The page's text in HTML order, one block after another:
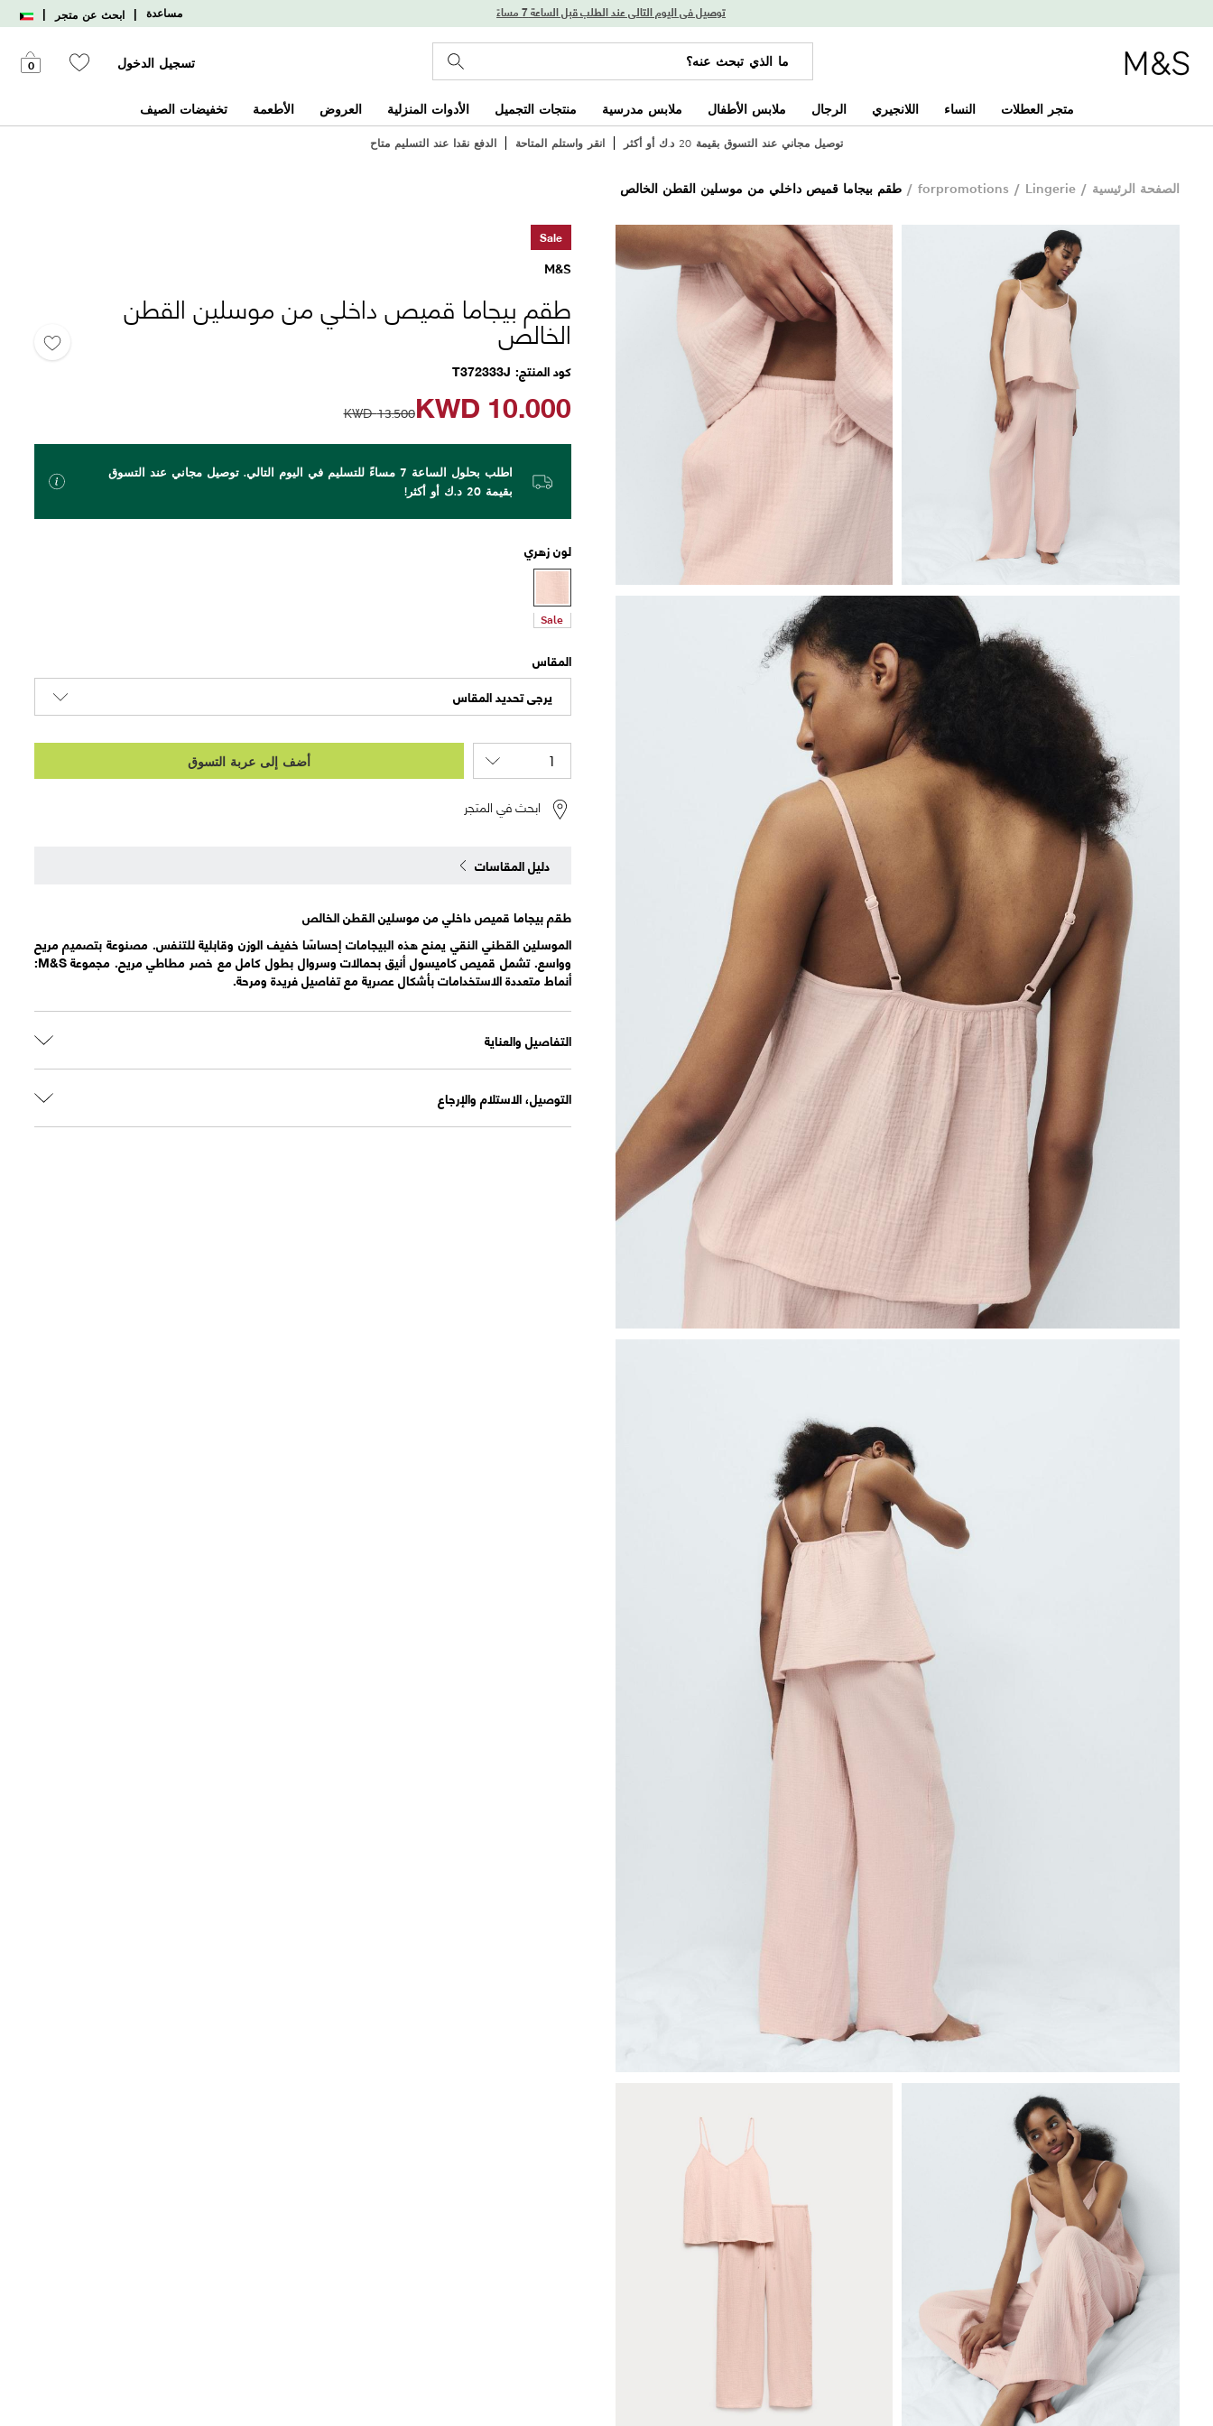
توصيل في اليوم التالي عند الطلب قبل الساعة 7 مساءً مساعدة | ابحث عن متجر |
تسجيل الدخول 0
متجر العطلات النساء اللانجيري الرجال ملابس الأطفال ملابس مدرسية منتجات التجميل الأدوات المنزلية العروض الأطعمة تخفيضات الصيف
توصيل مجاني عند التسوق بقيمة 20 د.ك أو أكثر انقر واستلم المتاحة الدفع نقدا عند التسليم متاح
الصفحة الرئيسية /
forpromotions / Lingerie
/ طقم بيجاما قميص داخلي من موسلين القطن الخالص
Sale
M&S
طقم بيجاما قميص داخلي من موسلين القطن
الخالص
كود المنتج T372333J
KWD10.000
KWD13.500
اطلب بحلول الساعة 7 مساءً للتسليم في اليوم التالي. توصيل مجاني عند التسوق
بقيمة 20 د.ك أو أكثر!
لونزهري
Sale
المقاس
يرجى تحديد المقاس
أضف إلى عربة التسوق
ابحث في المتجر
دليل المقاسات
طقم بيجاما قميص داخلي من موسلين القطن الخالص
الموسلين القطني النقي يمنح هذه البيجامات إحساسًا خفيف الوزن وقابلية للتنفس. مصنوعة بتصميم مريح
وواسع. تشمل قميص كاميسول أنيق بحمالات وسروال بطول كامل مع خصر مطاطي مريح. مجموعة M&S:
أنماط متعددة الاستخدامات بأشكال عصرية مع تفاصيل فريدة ومرحة.
التفاصيل والعناية
التوصيل، الاستلام والإرجاع